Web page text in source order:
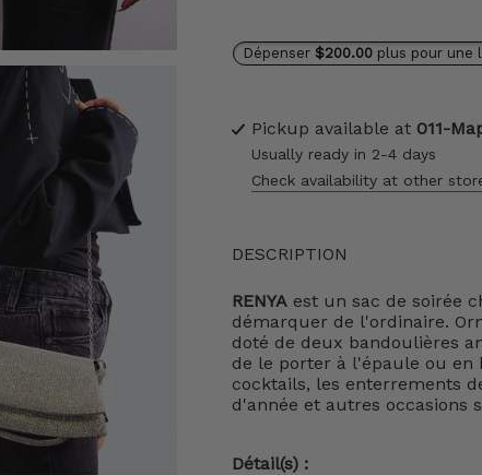
Dépenser $200.00 plus pour une
Pickup available at 011-
Usually ready in 2-4 days
Check availability at other
DESCRIPTION
RENYA est un sac de soirée
démarquer de l'ordinaire.
doté de deux bandoulières
de le porter à l'épaule ou en
cocktails, les enterrements
d'année et autres occasions
Détail(s) :